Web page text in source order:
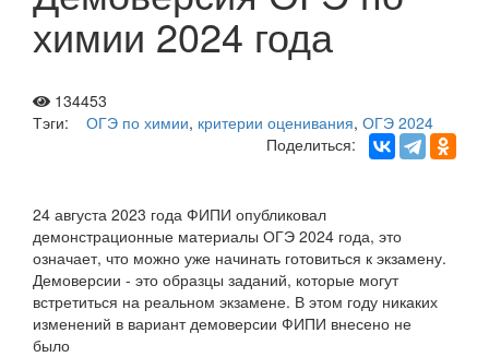
химии 2024 года
134453
Тэги:
ОГЭ по химии, критерии оценивания, ОГЭ 2024
Поделиться:
24 августа 2023 года ФИПИ опубликовал
демонстрационные материалы ОГЭ 2024 года, это
означает, что можно уже начинать готовиться к экзамену.
Демоверсии - это образцы заданий, которые могут
встретиться на реальном экзамене. В этом году никаких
изменений в вариант демоверсии ФИПИ внесено не
было